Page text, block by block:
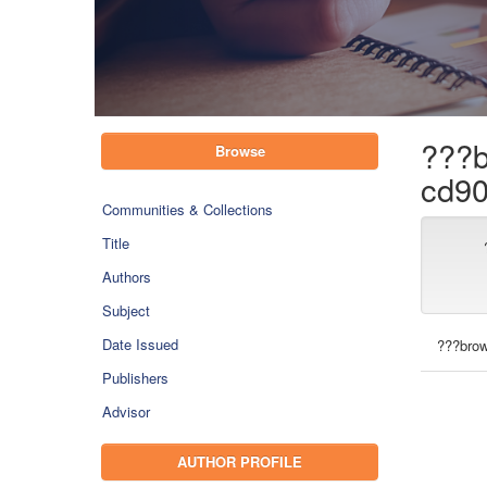
Browse
Communities & Collections
Title
Authors
Subject
Date Issued
Publishers
Advisor
AUTHOR PROFILE